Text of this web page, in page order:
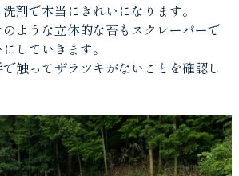
剤で本当にきれいになります。
ような立体的な苔もスクレーパーで
していきます。
触ってザラツキがないことを確認し